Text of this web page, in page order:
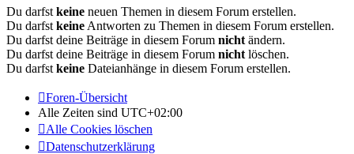
Du darfst keine neuen Themen in diesem Forum erstellen.
Du darfst keine Antworten zu Themen in diesem Forum erstellen.
Du darfst deine Beiträge in diesem Forum nicht ändern.
Du darfst deine Beiträge in diesem Forum nicht löschen.
Du darfst keine Dateianhänge in diesem Forum erstellen.
Foren-Übersicht
Alle Zeiten sind UTC+02:00
Alle Cookies löschen
Datenschutzerklärung